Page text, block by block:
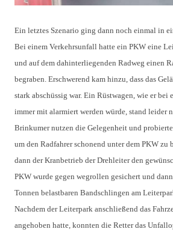
Ein letztes Szenario ging dann noch einmal in
Bei einem Verkehrsunfall hatte ein PKW eine
und auf dem dahinterliegenden Radweg einen
begraben. Erschwerend kam hinzu, dass das
stark abschüssig war. Ein Rüstwagen, wie er bei
immer mit alarmiert werden würde, stand leider
Brinkumer nutzen die Gelegenheit und
um den Radfahrer schonend unter dem PKW zu
dann der Kranbetrieb der Drehleiter den
PKW wurde gegen wegrollen gesichert und
Tonnen belastbaren Bandschlingen am
Nachdem der Leiterpark anschließend das
angehoben hatte, konnten die Retter das